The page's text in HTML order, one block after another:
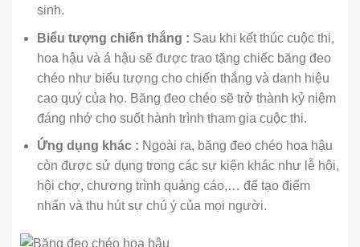
sinh.
Biểu tượng chiến thắng : Sau khi kết thúc cuộc thi,
hoa hậu và á hậu sẽ được trao tặng chiếc băng đeo
chéo như biểu tượng cho chiến thắng và danh hiệu
cao quý của họ. Băng đeo chéo sẽ trở thành kỷ niệm
đáng nhớ cho suốt hành trình tham gia cuộc thi.
Ứng dụng khác : Ngoài ra, băng đeo chéo hoa hậu
còn được sử dụng trong các sự kiện khác như lễ hội,
hội chợ, chương trình quảng cáo,… để tạo điểm
nhấn và thu hút sự chú ý của mọi người.